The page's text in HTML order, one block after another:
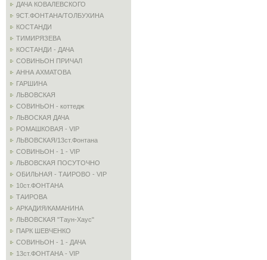
ДАЧА КОВАЛЕВСКОГО
9СТ.ФОНТАНА/ТОЛБУХИНА
КОСТАНДИ
ТИМИРЯЗЕВА
КОСТАНДИ - ДАЧА
СОВИНЬОН ПРИЧАЛ
АННА АХМАТОВА
ГАРШИНА
ЛЬВОВСКАЯ
СОВИНЬОН - коттедж
ЛЬВОСКАЯ ДАЧА
РОМАШКОВАЯ - VIP
ЛЬВОВСКАЯ/13ст.Фонтана
СОВИНЬОН - 1 - VIP
ЛЬВОВСКАЯ ПОСУТОЧНО
ОБИЛЬНАЯ - ТАИРОВО - VIP
10ст.ФОНТАНА
ТАИРОВА
АРКАДИЯ/КАМАНИНА
ЛЬВОВСКАЯ "Таун-Хаус"
ПАРК ШЕВЧЕНКО
СОВИНЬОН - 1 - ДАЧА
13ст.ФОНТАНА - VIP